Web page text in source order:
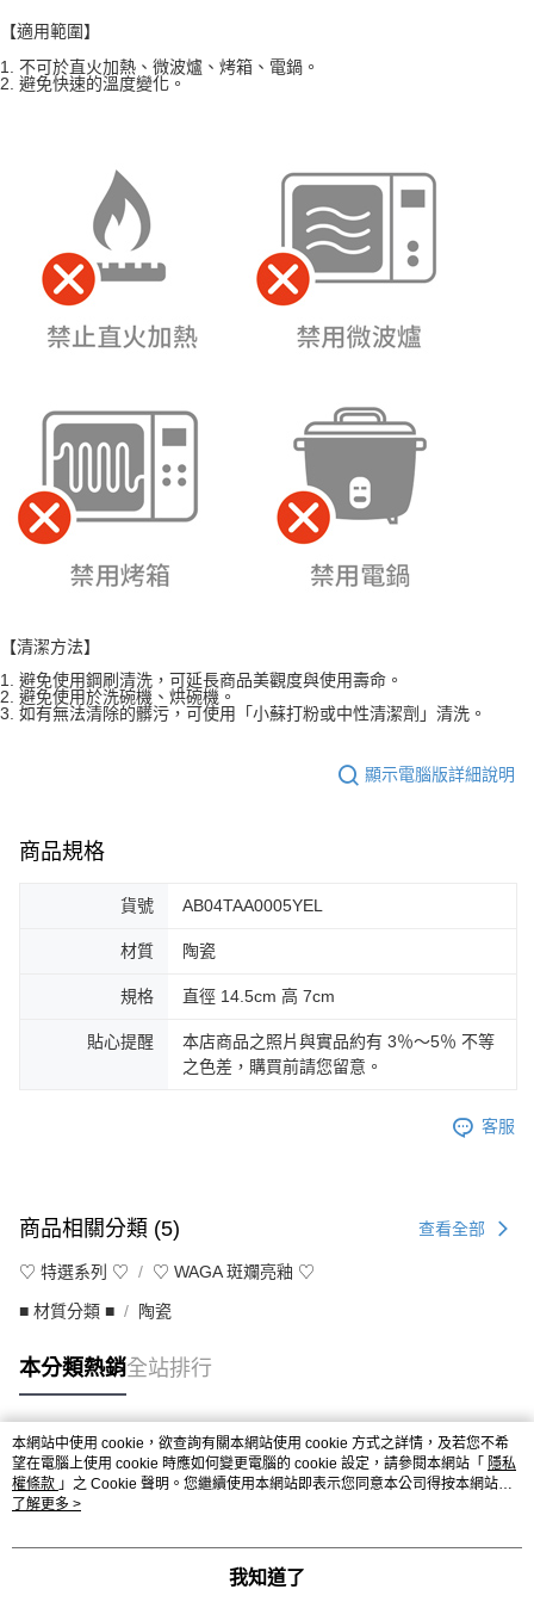
【適用範圍】
1. 不可於直火加熱、微波爐、烤箱、電鍋。
2. 避免快速的溫度變化。
【清潔方法】
1. 避免使用鋼刷清洗，可延長商品美觀度與使用壽命。
2. 避免使用於洗碗機、烘碗機。
3. 如有無法清除的髒污，可使用「小蘇打粉或中性清潔劑」清洗。
顯示電腦版詳細說明
商品規格
貨號 AB04TAA0005YEL
材質 陶瓷
規格 直徑 14.5cm 高 7cm
貼心提醒
本店商品之照片與實品約有 3％～5％ 不等
之色差，購買前請您留意。
客服
商品相關分類 (5) 查看全部
♡ 特選系列 ♡ ♡ WAGA 斑斕亮釉 ♡
■ 材質分類 ■ 陶瓷
本分類熱銷全站排行
熱門標籤
本網站中使用 cookie，欲查詢有關本網站使用 cookie 方式之詳情，及若您不希
望在電腦上使用 cookie 時應如何變更電腦的 cookie 設定，請參閱本網站「 隱私
權條款 」之 Cookie 聲明。您繼續使用本網站即表示您同意本公司得按本網站使
用條款之 Cookie 聲明使用 cookie。
了解更多 >
我知道了